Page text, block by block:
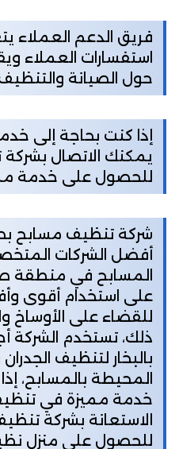
فريق الدعم العملاء
استفسارات العملاء
حول الصيانة
إذا كنت بحاجة إلى
يمكنك الاتصال
للحصول على خدمة
شركة تنظيف مسابح
أفضل الشركات
المسابح في منطقة
على استخدام أقوى
للقضاء على الأوساخ
ذلك، تستخدم الشركة
بالبخار لتنظيف
المحيطة بالمسابح،
خدمة مميزة في
الاستعانة بشركة
للحصول على منزل